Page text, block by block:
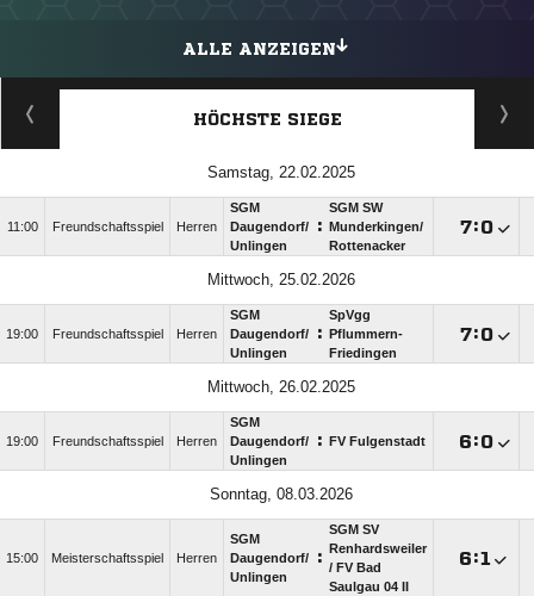
ALLE ANZEIGEN
HÖCHSTE SIEGE
Samstag, 22.02.2025
11:00 Freundschaftsspiel Herren
SGM
Daugendorf/​
Unlingen
:
SGM SW
Munderkingen/​
Rottenacker
:
Mittwoch, 25.02.2026
19:00 Freundschaftsspiel Herren
SGM
Daugendorf/​
Unlingen
:
SpVgg
Pflummern-
Friedingen
:
Mittwoch, 26.02.2025
19:00 Freundschaftsspiel Herren
SGM
Daugendorf/​
Unlingen
: FV Fulgenstadt :
Sonntag, 08.03.2026
15:00 Meisterschaftsspiel Herren
SGM
Daugendorf/​
Unlingen
:
SGM SV
Renhardsweiler
/​ FV Bad
Saulgau 04 II
: